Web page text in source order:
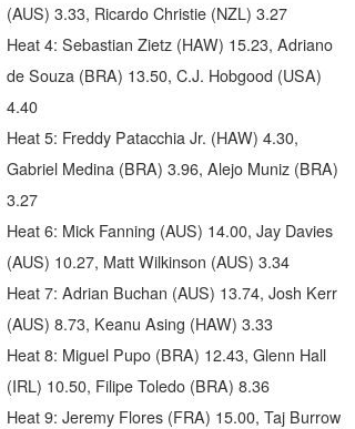
(AUS) 3.33, Ricardo Christie (NZL) 3.27
Heat 4: Sebastian Zietz (HAW) 15.23, Adriano
de Souza (BRA) 13.50, C.J. Hobgood (USA)
4.40
Heat 5: Freddy Patacchia Jr. (HAW) 4.30,
Gabriel Medina (BRA) 3.96, Alejo Muniz (BRA)
3.27
Heat 6: Mick Fanning (AUS) 14.00, Jay Davies
(AUS) 10.27, Matt Wilkinson (AUS) 3.34
Heat 7: Adrian Buchan (AUS) 13.74, Josh Kerr
(AUS) 8.73, Keanu Asing (HAW) 3.33
Heat 8: Miguel Pupo (BRA) 12.43, Glenn Hall
(IRL) 10.50, Filipe Toledo (BRA) 8.36
Heat 9: Jeremy Flores (FRA) 15.00, Taj Burrow